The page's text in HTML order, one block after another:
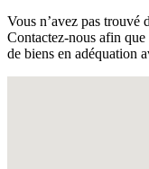
Vous n’avez pas trouvé
Contactez-nous afin
de biens en adéquation